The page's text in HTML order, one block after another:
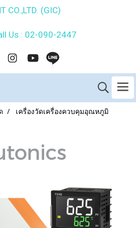
CO.,LTD. (GIC)
: 02-090-2447
เครื่องวัดเครื่องควบคุมอุณหภูมิ